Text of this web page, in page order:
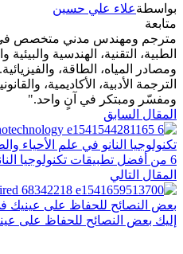
بواسطةعلاء علي حسين
متابعة
مترجم ومهندس مدني متخصص في
الطبية، التقنية، الهندسية والبيئية
ومصادر المياه، الطاقة،
الترجمة الأدبية، الأكاديمية،
ومفسّر ومبتكر في آنٍ واحد."
المقال السابق
6 من أفضل تطبيقات تكنولوجيا النانو في علم الأحياء والطب
المقال التالي
إليك بعض النصائح للحفاظ على